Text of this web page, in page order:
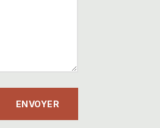
ENVOYER